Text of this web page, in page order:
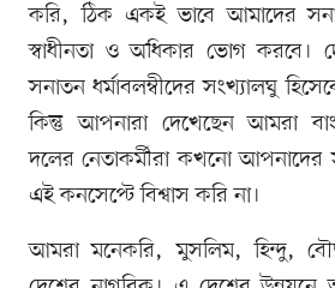
করি, ঠিক একই ভাবে আমাদের
স্বাধীনতা ও অধিকার ভোগ করবে।
সনাতন ধর্মাবলম্বীদের সংখ্যালঘু
কিন্তু আপনারা দেখেছেন আমরা
দলের নেতাকর্মীরা কখনো
এই কনসেপ্টে বিশ্বাস করি না।
আমরা মনেকরি, মুসলিম, হিন্দু,